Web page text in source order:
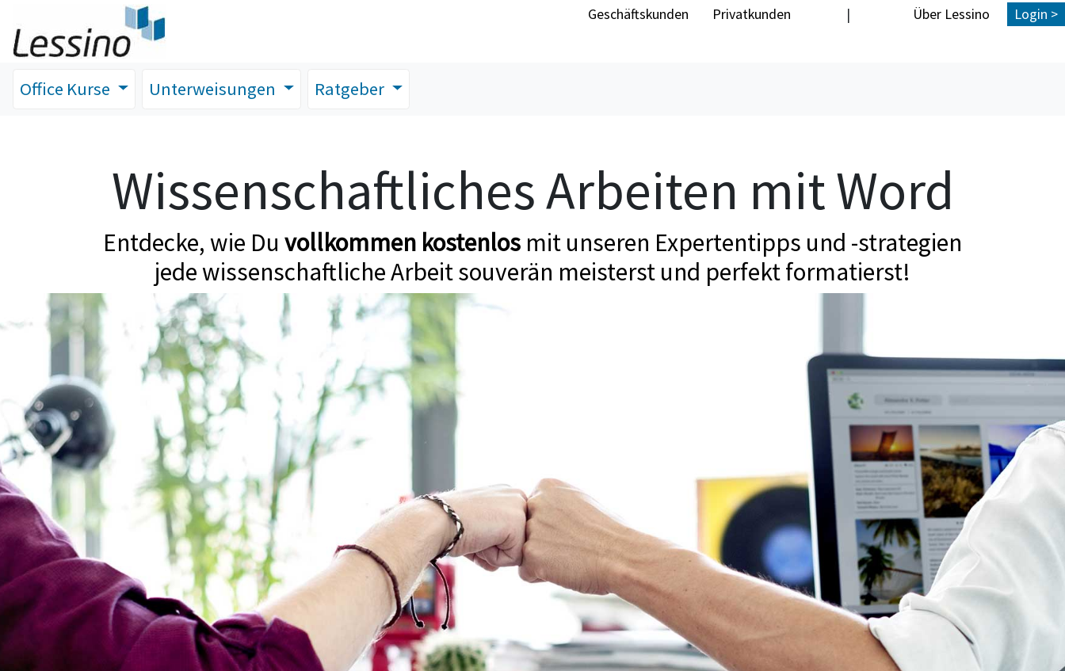
Geschäftskunden Privatkunden | Über Lessino Login >
Office Kurse Unterweisungen Ratgeber
Wissenschaftliches Arbeiten mit Word
Entdecke, wie Du vollkommen kostenlos mit unseren Expertentipps und -strategien
jede wissenschaftliche Arbeit souverän meisterst und perfekt formatierst!